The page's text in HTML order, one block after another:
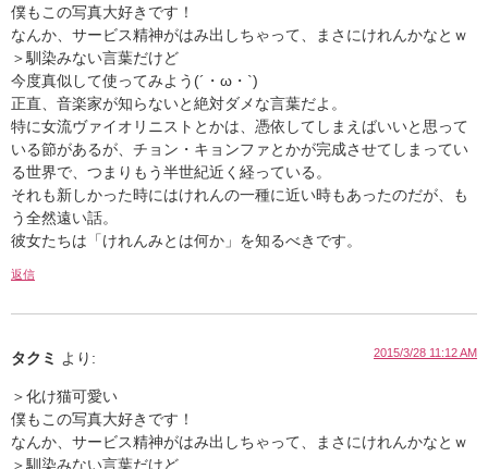
僕もこの写真大好きです！
なんか、サービス精神がはみ出しちゃって、まさにけれんかなとｗ
＞馴染みない言葉だけど
今度真似して使ってみよう(´・ω・`)
正直、音楽家が知らないと絶対ダメな言葉だよ。
特に女流ヴァイオリニストとかは、憑依してしまえばいいと思って
いる節があるが、チョン・キョンファとかが完成させてしまってい
る世界で、つまりもう半世紀近く経っている。
それも新しかった時にはけれんの一種に近い時もあったのだが、も
う全然遠い話。
彼女たちは「けれんみとは何か」を知るべきです。
返信
タクミ より: 2015/3/28 11:12 AM
＞化け猫可愛い
僕もこの写真大好きです！
なんか、サービス精神がはみ出しちゃって、まさにけれんかなとｗ
＞馴染みない言葉だけど